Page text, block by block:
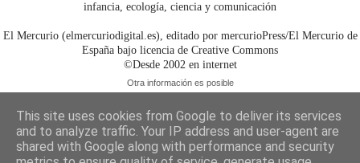
infancia, ecología, ciencia y comunicación
El Mercurio (elmercuriodigital.es), editado por mercurioPress/El Mercurio de
España bajo licencia de Creative Commons
©Desde 2002 en internet
Otra información es posible
This site uses cookies from Google to deliver its services
and to analyze traffic. Your IP address and user-agent are
shared with Google along with performance and security